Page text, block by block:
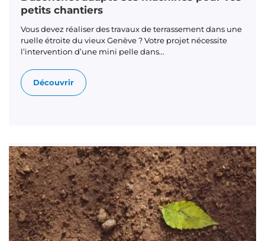
petits chantiers
Vous devez réaliser des travaux de terrassement dans une
ruelle étroite du vieux Genève ? Votre projet nécessite
l’intervention d’une mini pelle dans...
Découvrir